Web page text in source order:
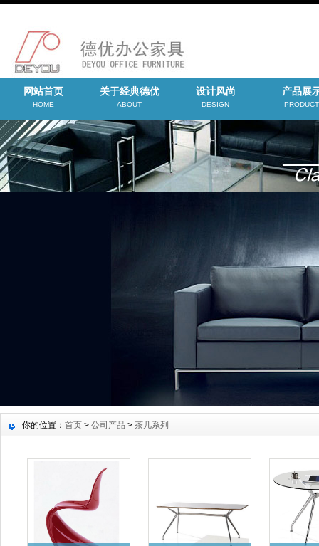
网站首页
HOME
关于经典德优
ABOUT
设计风尚
DESIGN
产品展
PRODUCT
你的位置： 首页 > 公司产品 > 茶几系列